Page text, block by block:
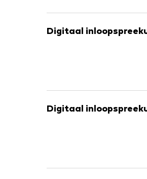
Digitaal
Digitaal